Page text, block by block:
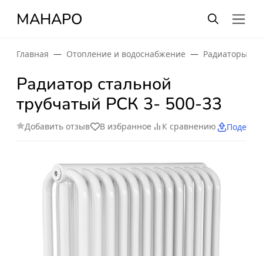
МАНАРО
Главная Отопление и водоснабжение Радиаторы
Радиатор стальной
трубчатый РСК 3- 500-33
Добавить отзыв В избранное К сравнению